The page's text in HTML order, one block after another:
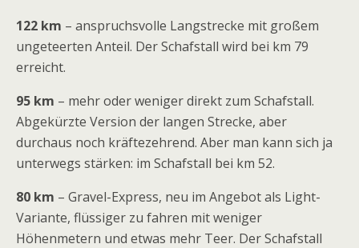
122 km – anspruchsvolle Langstrecke mit großem
ungeteerten Anteil. Der Schafstall wird bei km 79
erreicht.
95 km – mehr oder weniger direkt zum Schafstall.
Abgekürzte Version der langen Strecke, aber
durchaus noch kräftezehrend. Aber man kann sich ja
unterwegs stärken: im Schafstall bei km 52.
80 km – Gravel-Express, neu im Angebot als Light-
Variante, flüssiger zu fahren mit weniger
Höhenmetern und etwas mehr Teer. Der Schafstall